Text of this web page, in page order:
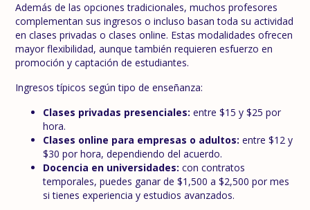
Además de las opciones tradicionales, muchos profesores
complementan sus ingresos o incluso basan toda su actividad
en clases privadas o clases online. Estas modalidades ofrecen
mayor flexibilidad, aunque también requieren esfuerzo en
promoción y captación de estudiantes.
Ingresos típicos según tipo de enseñanza:
Clases privadas presenciales: entre $15 y $25 por
hora.
Clases online para empresas o adultos: entre $12 y
$30 por hora, dependiendo del acuerdo.
Docencia en universidades: con contratos
temporales, puedes ganar de $1,500 a $2,500 por mes
si tienes experiencia y estudios avanzados.